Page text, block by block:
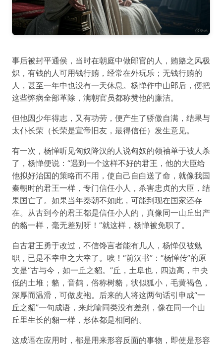
事后被封平通侯，当时在朝庭中做郎官的人，贿赂之风极
炽，有钱的人可用钱行贿，经常在外玩乐；无钱行贿的
人，甚至一年中也没有一天休息。杨惮作中山郎后，便把
这些弊病全部革除，满朝官员都称赞他的廉洁。
但他因少年得志，又有功劳，便产生了骄傲自满，结果与
太仆长荣（长荣是宣帝旧友，最得信任）发生意见。
有一次，杨惮听见匈奴降汉的人说匈奴的领袖单于被人杀
了，杨惮便说：“遇到一个这样不好的君王，他的大臣给
他拟好治国的策略而不用，使自己自白送了命，就像我国
秦朝时的君王一样，专门信任小人，杀害忠贞的大臣，结
果国亡了。如果当年秦朝不如此，可能到现在国家还存
在。从古到今的君王都是信任小人的，真像同一山丘出产
的貉一样，毫无差别呀！”就这样，杨惮被免职了。
自古君王勇于改过，不信馋言者能有几人，杨惮仅被勉
职，已是不幸申之大幸了。唉！“前汉书”：“杨惮传”的原
文是“古与今，如一丘之貂。”丘，土阜也，四边高，中央
低的土堆；貉，音鹤，俗称树貉，状似狐小，毛黄褐色，
深厚而温滑，可做皮袍。后来的人将这两句话引申成“一
丘之貂”一句成语，来此喻同类没有差别，像在同一个山
丘里生长的貂一样，形体都是相同的。
这成语在应用时，都是用来形容反面的事物，即使是形容